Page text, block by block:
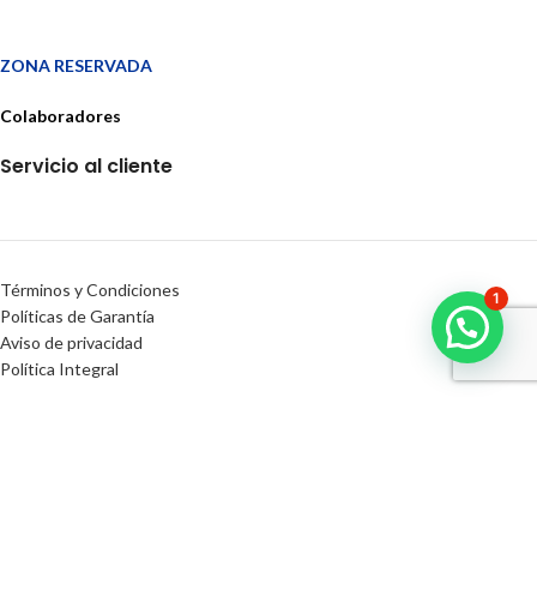
ZONA RESERVADA
Colaboradores
Servicio al cliente
Términos y Condiciones
Políticas de Garantía
Aviso de privacidad
Política Integral
1